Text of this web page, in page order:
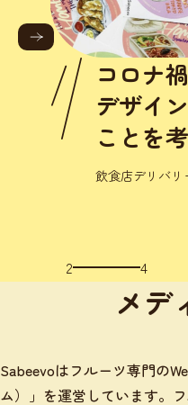
コ
出来
年
て
に
正
ろ
思
コロナ禍でも
デザインでで
ことを考えま
飲食店デリバリー応援キ
3 4
メデ
Sabeevoはフルーツ専門の
ム）」を運営しています。